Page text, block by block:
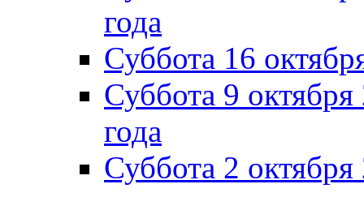
года
Суббота 16
Суббота 9
года
Суббота 2